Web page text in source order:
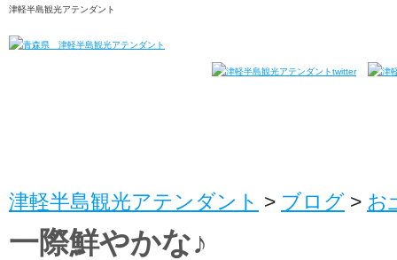
津軽半島観光アテンダント
津軽半島観光アテンダント > ブログ > お
一際鮮やかな♪